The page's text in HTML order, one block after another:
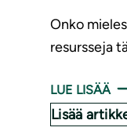
Onko
resursseja
LUE LISÄÄ
Lisää